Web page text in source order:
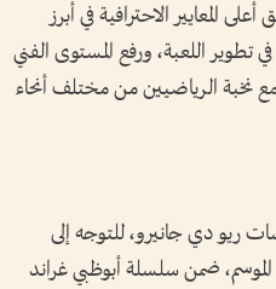
المعايير الاحترافية في أبرز
اللعبة، ورفع المستوى الفني
نخبة الرياضيين من مختلف أنحاء
ريو دي جانيرو، للتوجه إلى
ضمن سلسلة أبوظبي غراند